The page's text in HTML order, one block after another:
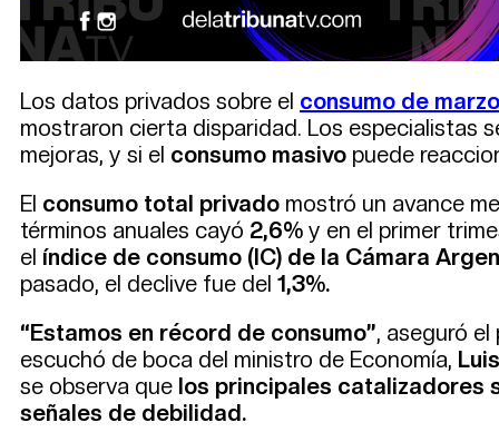
Los datos privados sobre el consumo de marzo
mostraron cierta disparidad. Los especialistas
mejoras, y si el consumo masivo puede
El consumo total privado mostró un avance
términos anuales cayó 2,6% y en el primer
el índice de consumo (IC) de la Cámara
pasado, el declive fue del 1,3%.
“Estamos en récord de consumo”, aseguró
escuchó de boca del ministro de Economía,
se observa que los principales catalizadores
señales de debilidad.